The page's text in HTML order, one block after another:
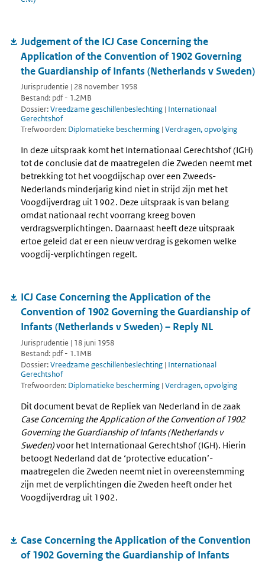
Judgement of the ICJ Case Concerning the
Application of the Convention of 1902 Governing
the Guardianship of Infants (Netherlands v Sweden)
Jurisprudentie | 28 november 1958
Bestand: pdf - 1.2MB
Dossier:Vreedzame geschillenbeslechting | Internationaal
Gerechtshof
Trefwoorden: Diplomatieke bescherming | Verdragen, opvolging
In deze uitspraak komt het Internationaal Gerechtshof (IGH)
tot de conclusie dat de maatregelen die Zweden neemt met
betrekking tot het voogdijschap over een Zweeds-
Nederlands minderjarig kind niet in strijd zijn met het
Voogdijverdrag uit 1902. Deze uitspraak is van belang
omdat nationaal recht voorrang kreeg boven
verdragsverplichtingen. Daarnaast heeft deze uitspraak
ertoe geleid dat er een nieuw verdrag is gekomen welke
voogdij-verplichtingen regelt.
ICJ Case Concerning the Application of the
Convention of 1902 Governing the Guardianship of
Infants (Netherlands v Sweden) – Reply NL
Jurisprudentie | 18 juni 1958
Bestand: pdf - 1.1MB
Dossier:Vreedzame geschillenbeslechting | Internationaal
Gerechtshof
Trefwoorden: Diplomatieke bescherming | Verdragen, opvolging
Dit document bevat de Repliek van Nederland in de zaak
Case Concerning the Application of the Convention of 1902
Governing the Guardianship of Infants (Netherlands v
Sweden)voor het Internationaal Gerechtshof (IGH). Hierin
betoogt Nederland dat de ‘protective education’-
maatregelen die Zweden neemt niet in overeenstemming
zijn met de verplichtingen die Zweden heeft onder het
Voogdijverdrag uit 1902.
Case Concerning the Application of the Convention
of 1902 Governing the Guardianship of Infants